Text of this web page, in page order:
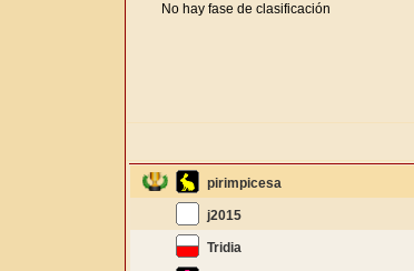
No hay fase de clasificación
pirimpicesa
j2015
Tridia